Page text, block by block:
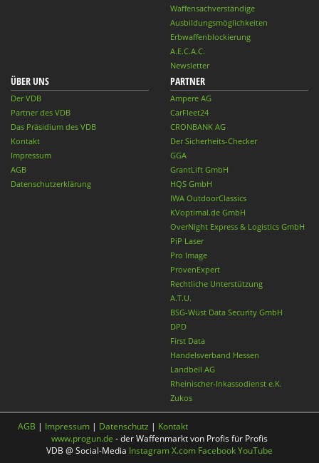
Waffensachverständige
Ausbildungsmöglichkeiten
Erbwaffenblockierung
A.E.C.A.C.
Newsletter
ÜBER UNS
Der VDB
Partner des VDB
Das Präsidium des VDB
Kontakt
Impressum
AGB
Datenschutzerklärung
PARTNER
Ampere AG
CarFleet24
CRONBANK AG
Der Sicherheits-Checker
GGA
GrantLift GmbH
HQS GmbH
IWA OutdoorClassics
KVoptimal.de GmbH
OverNight Express & Logistics GmbH
PiP Laser
Pro Image
ProvenExpert
Rechtliche Unterstützung
A.T.U.
BSG-Wüst Data Security GmbH
DPD
First Data
Handelsverband Hessen
Landbell AG
Rheinischer-Inkassodienst e.K.
Zukos
AGB | Impressum | Datenschutz | Kontakt
www.progun.de - der Waffenmarkt von Profis für Profis
VDB @ Social-Media InstagramX.com FacebookYouTube